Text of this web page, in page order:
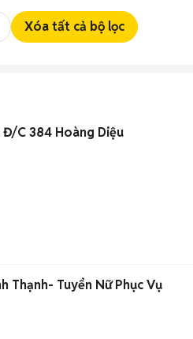
Xóa tất cả bộ lọc
Đ/C 384 Hoàng Diệu
Thạnh- Tuyển Nữ Phục Vụ